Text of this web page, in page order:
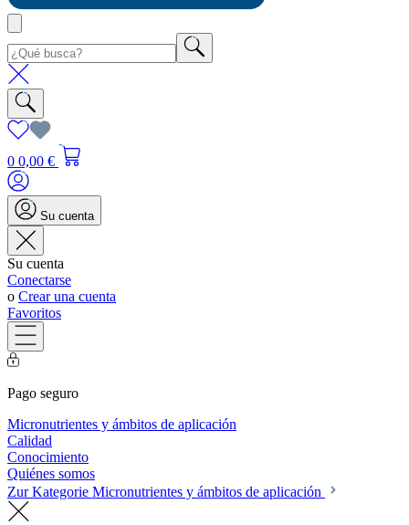
0 0,00 €
Su cuenta
Su cuenta
Conectarse
o Crear una cuenta
Favoritos
Pago seguro
Micronutrientes y ámbitos de aplicación
Calidad
Conocimiento
Quiénes somos
Zur Kategorie Micronutrientes y ámbitos de aplicación